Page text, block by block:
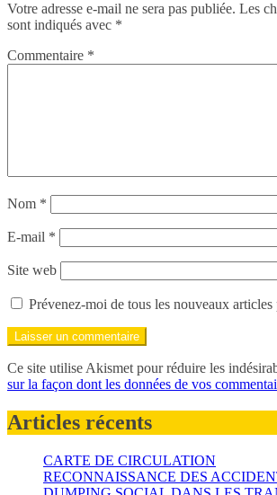
Votre adresse e-mail ne sera pas publiée. Les
sont indiqués avec *
Commentaire *
Nom *
E-mail *
Site web
Prévenez-moi de tous les nouveaux articles
Ce site utilise Akismet pour réduire les
sur la façon dont les données de vos
Articles récents
CARTE DE CIRCULATION
RECONNAISSANCE DES